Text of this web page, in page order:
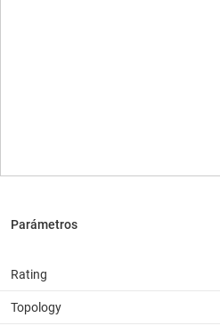
Rating
Topology